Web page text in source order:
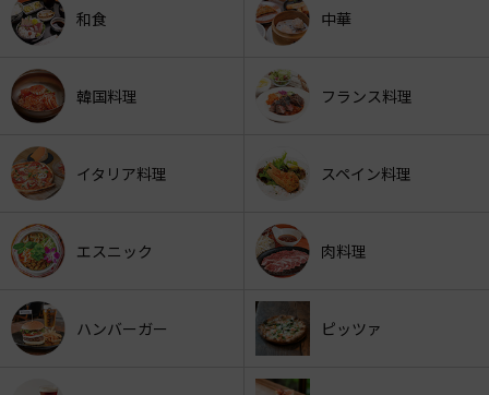
和食 中華
韓国料理 フランス料理
イタリア料理 スペイン料理
エスニック 肉料理
ハンバーガー ピッツァ